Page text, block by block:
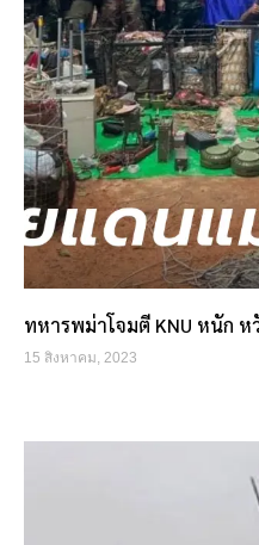
ทหารพม่าโจมตี KNU หนัก
15 สิงหาคม, 2023